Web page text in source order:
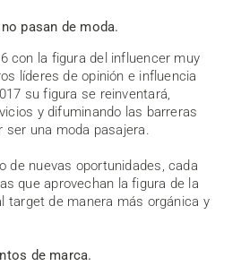
pasan de moda.
con la figura del influencer muy
líderes de opinión e influencia
su figura se reinventará,
y difuminando las barreras
ser una moda pasajera.
de nuevas oportunidades, cada
que aprovechan la figura de la
target de manera más orgánica y
de marca.